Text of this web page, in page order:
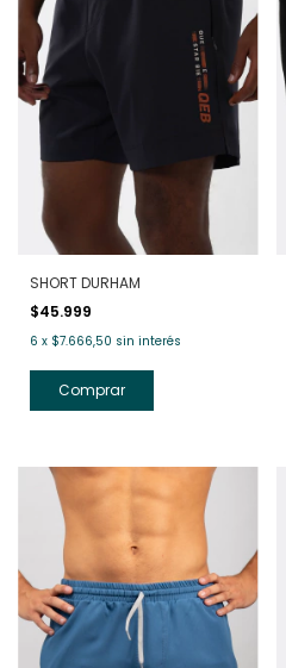
SHORT DURHAM
$45.999
6 x $7.666,50 sin interés
Comprar